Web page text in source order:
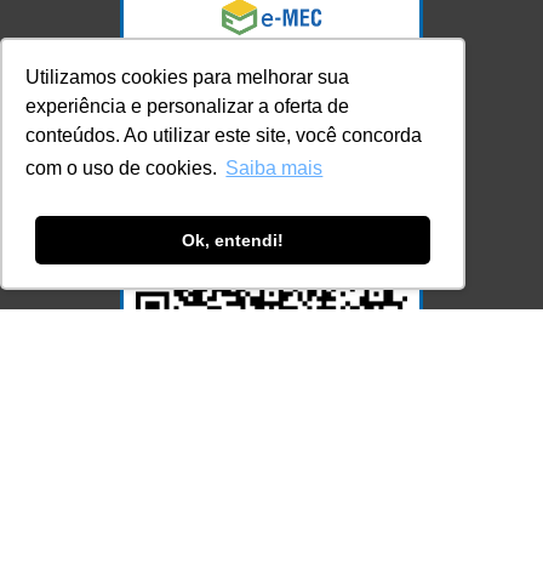
Utilizamos cookies para melhorar sua
experiência e personalizar a oferta de
conteúdos. Ao utilizar este site, você concorda
com o uso de cookies. Saiba mais
Ok, entendi!